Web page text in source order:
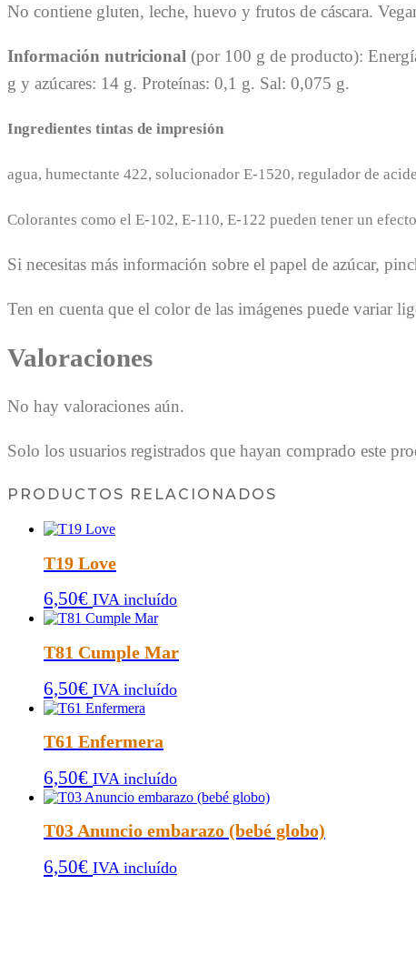
No contiene gluten, leche, huevo y frutos de cáscara.
Información nutricional (por 100 g de producto):
g y azúcares: 14 g. Proteínas: 0,1 g. Sal: 0,075 g.
Ingredientes tintas de impresión
agua, humectante 422, solucionador E-1520, regulador de
Colorantes como el E-102, E-110, E-122 pueden tener un
Si necesitas más información sobre el papel de azúcar,
Ten en cuenta que el color de las imágenes puede variar
Valoraciones
No hay valoraciones aún.
Solo los usuarios registrados que hayan comprado este
PRODUCTOS RELACIONADOS
T19 Love
6,50€ IVA incluído
T81 Cumple Mar
6,50€ IVA incluído
T61 Enfermera
6,50€ IVA incluído
T03 Anuncio embarazo (bebé globo)
6,50€ IVA incluído